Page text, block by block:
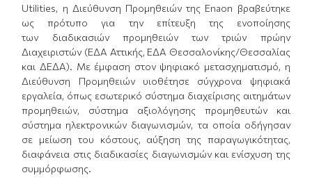
Utilities, η Διεύθυνση Προμηθειών της Enaon βραβεύτηκε
ως πρότυπο για την επίτευξη της ενοποίησης
των διαδικασιών προμηθειών των τριών πρώην
Διαχειριστών (ΕΔΑ Αττικής, ΕΔΑ Θεσσαλονίκης/Θεσσαλίας
και ΔΕΔΑ). Με έμφαση στον ψηφιακό μετασχηματισμό, η
Διεύθυνση Προμηθειών υιοθέτησε σύγχρονα ψηφιακά
εργαλεία, όπως εσωτερικό σύστημα διαχείρισης αιτημάτων
προμηθειών, σύστημα αξιολόγησης προμηθευτών και
σύστημα ηλεκτρονικών διαγωνισμών, τα οποία οδήγησαν
σε μείωση του κόστους, αύξηση της παραγωγικότητας,
διαφάνεια στις διαδικασίες διαγωνισμών και ενίσχυση της
συμμόρφωσης.